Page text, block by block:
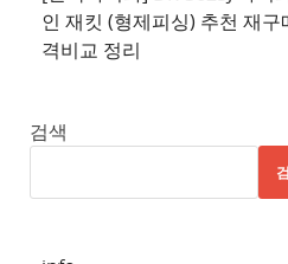
사
이
추
인 재킷 (형제피싱) 추천 재
격비교 정리
검색